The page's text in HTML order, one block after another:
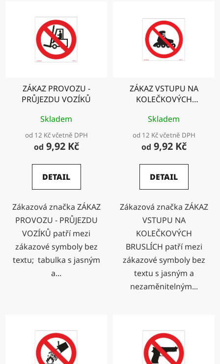
ZÁKAZ PROVOZU -
PRŮJEZDU VOZÍKŮ
Skladem
od 12 Kč včetně DPH
od 9,92 Kč
DETAIL
Zákazová značka ZÁKAZ
PROVOZU - PRŮJEZDU
VOZÍKŮ patří mezi
zákazové symboly bez
textu; tabulka s jasným
a...
ZÁKAZ VSTUPU NA
KOLEČKOVÝCH
Skladem
od 12 Kč včetně DPH
od 9,92 Kč
DETAIL
Zákazová značka ZÁKAZ
VSTUPU NA
KOLEČKOVÝCH
BRUSLÍCH patří mezi
zákazové symboly bez
textu s jasným a
nezaměnitelným...